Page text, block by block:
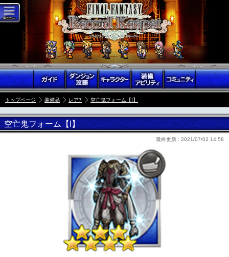
トップページ 装備品 レア7 空亡鬼フォーム【I】
空亡鬼フォーム【I】
最終更新 : 2021/07/02 14:58